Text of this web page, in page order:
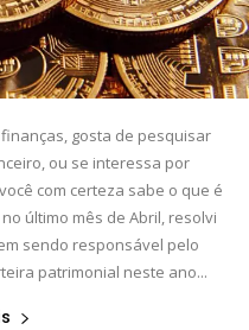
gosta de pesquisar
ou se interessa por
com certeza sabe o que é
último mês de Abril, resolvi
sendo responsável pelo
patrimonial neste ano...